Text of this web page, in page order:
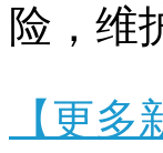
险，维
【更